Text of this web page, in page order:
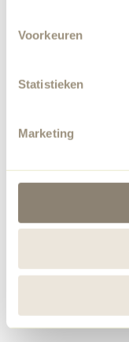
Voorkeuren
Statistieken
Marketing